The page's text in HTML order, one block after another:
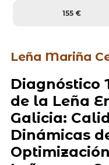
155 €
Leña Mariña
Diagnóstico
de la Leña
Galicia:
Dinámicas